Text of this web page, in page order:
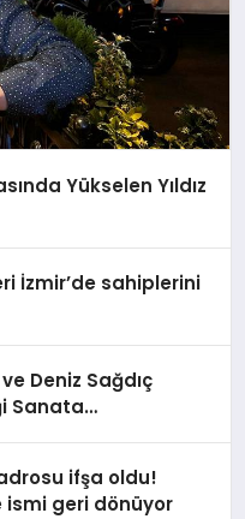
Yükselen Yıldız
İzmir’de sahiplerini
Deniz Sağdıç
Sanata
ifşa oldu!
ismi geri dönüyor